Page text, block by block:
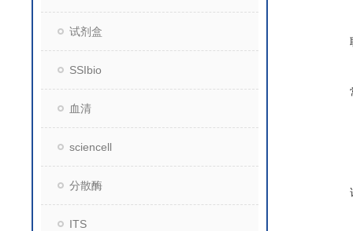
试剂盒
SSIbio
血清
sciencell
分散酶
ITS